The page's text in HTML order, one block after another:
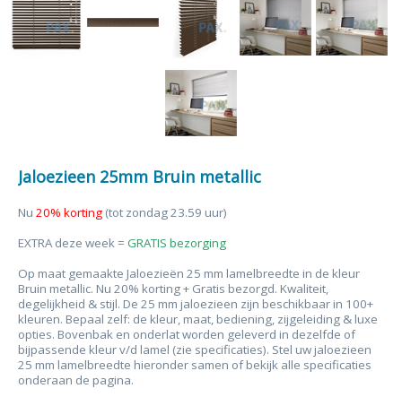
Jaloezieen 25mm Bruin metallic
Nu 20% korting (tot zondag 23.59 uur)
EXTRA deze week = GRATIS bezorging
Op maat gemaakte Jaloezieën 25 mm lamelbreedte in de kleur
Bruin metallic. Nu 20% korting + Gratis bezorgd. Kwaliteit,
degelijkheid & stijl. De 25 mm jaloezieen zijn beschikbaar in 100+
kleuren. Bepaal zelf: de kleur, maat, bediening, zijgeleiding & luxe
opties. Bovenbak en onderlat worden geleverd in dezelfde of
bijpassende kleur v/d lamel (zie specificaties). Stel uw jaloezieen
25 mm lamelbreedte hieronder samen of bekijk alle specificaties
onderaan de pagina.